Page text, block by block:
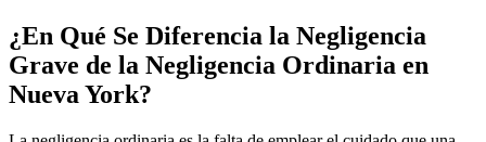
¿En Qué Se Diferencia la Negligencia
Grave de la Negligencia Ordinaria en
Nueva York?